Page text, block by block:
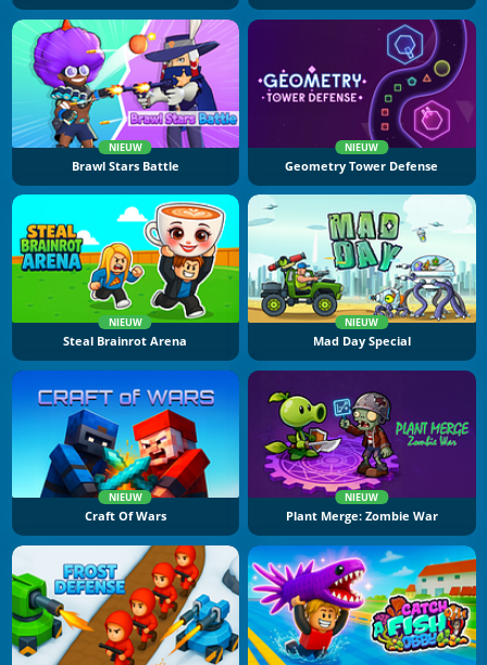
NIEUW
Brawl Stars Battle
NIEUW
Geometry Tower Defense
NIEUW
Steal Brainrot Arena
NIEUW
Mad Day Special
NIEUW
Craft Of Wars
NIEUW
Plant Merge: Zombie War